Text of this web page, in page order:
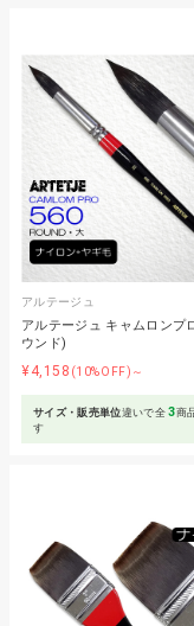
アルテージュ
アルテージュ キャムロンプ
ウンド)
¥4,158 (10%OFF)～
サイズ・販売単位違いで全3商
す